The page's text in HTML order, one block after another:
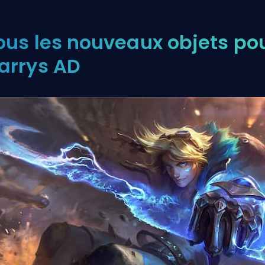
les nouveaux objets
AD